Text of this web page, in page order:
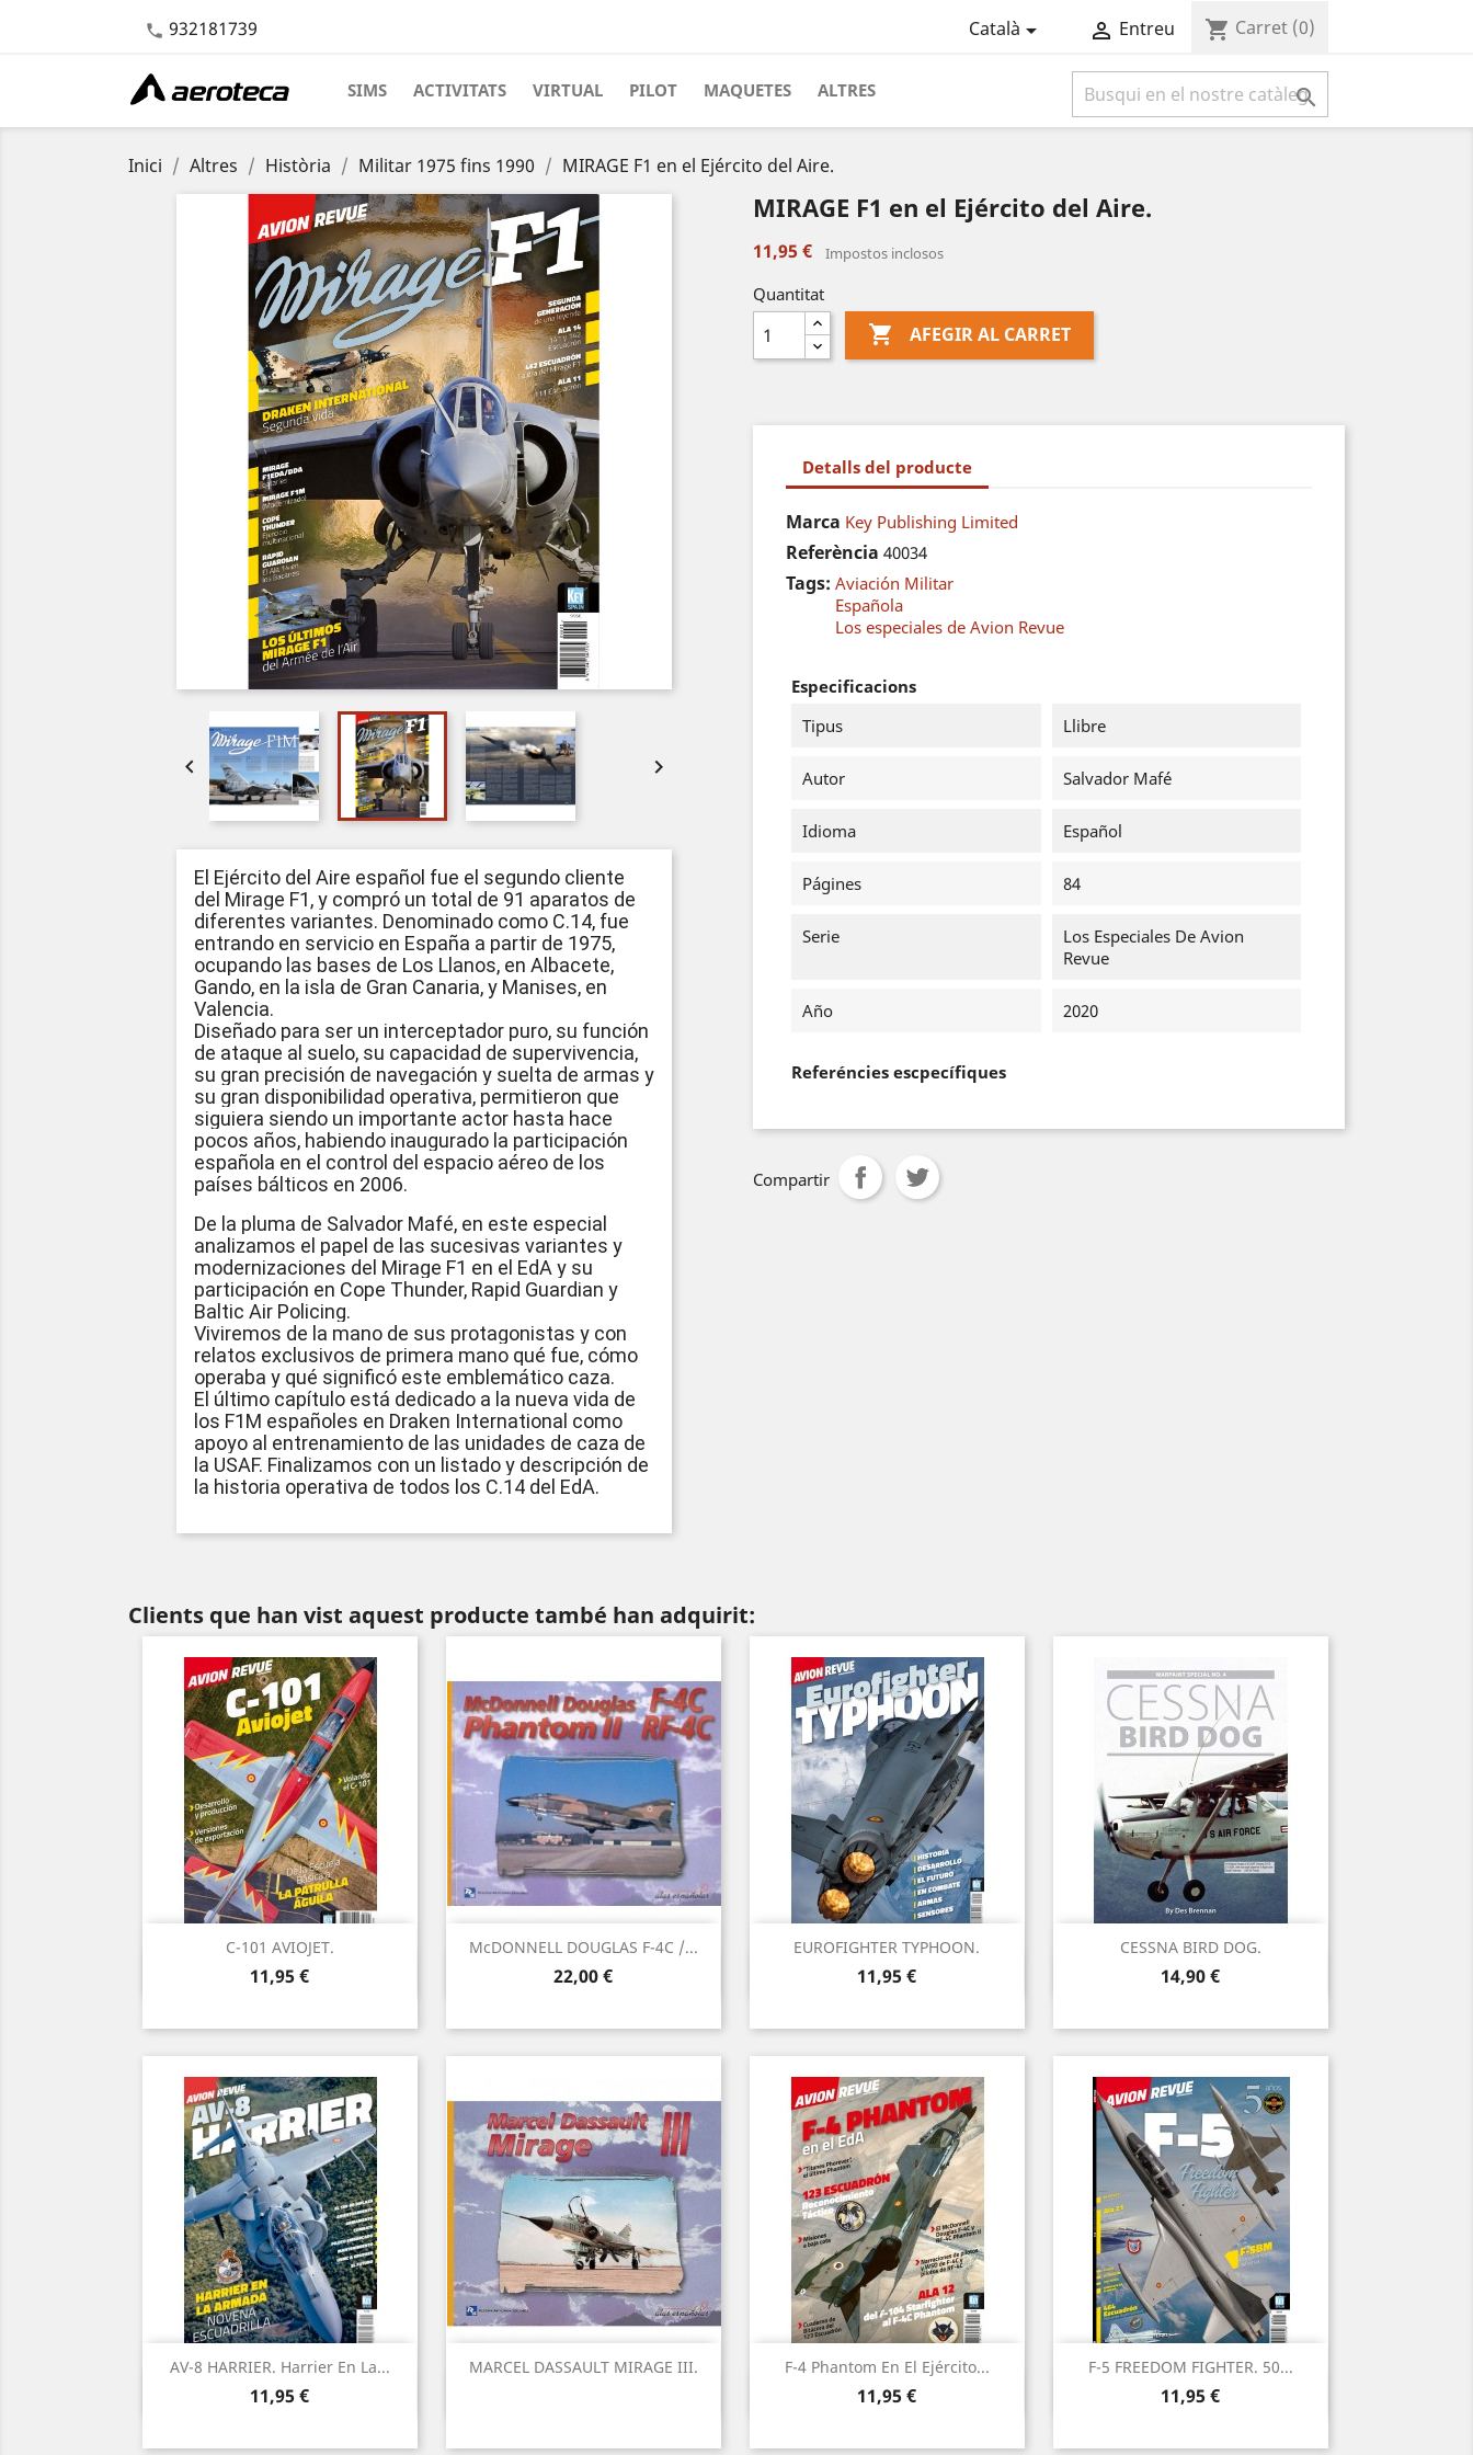
 932181739 Català  Entreu shopping_cart Carret (0)
SIMS ACTIVITATS VIRTUAL PILOT MAQUETES ALTRES 
Inici Altres Història Militar 1975 fins 1990 MIRAGE F1 en el Ejército del Aire.
 
El Ejército del Aire español fue el segundo cliente
del Mirage F1, y compró un total de 91 aparatos de
diferentes variantes. Denominado como C.14, fue
entrando en servicio en España a partir de 1975,
ocupando las bases de Los Llanos, en Albacete,
Gando, en la isla de Gran Canaria, y Manises, en
Valencia.
Diseñado para ser un interceptador puro, su función
de ataque al suelo, su capacidad de supervivencia,
su gran precisión de navegación y suelta de armas y
su gran disponibilidad operativa, permitieron que
siguiera siendo un importante actor hasta hace
pocos años, habiendo inaugurado la participación
española en el control del espacio aéreo de los
países bálticos en 2006.
De la pluma de Salvador Mafé, en este especial
analizamos el papel de las sucesivas variantes y
modernizaciones del Mirage F1 en el EdA y su
participación en Cope Thunder, Rapid Guardian y
Baltic Air Policing.
Viviremos de la mano de sus protagonistas y con
relatos exclusivos de primera mano qué fue, cómo
operaba y qué significó este emblemático caza.
El último capítulo está dedicado a la nueva vida de
los F1M españoles en Draken International como
apoyo al entrenamiento de las unidades de caza de
la USAF. Finalizamos con un listado y descripción de
la historia operativa de todos los C.14 del EdA.
MIRAGE F1 en el Ejército del Aire.
11,95 € Impostos inclosos
Quantitat
 AFEGIR AL CARRET
Detalls del producte
Marca Key Publishing Limited
Referència 40034
Tags: Aviación Militar
Española
Los especiales de Avion Revue
Especificacions
Tipus
Llibre
Autor Salvador Mafé
Idioma Español
Págines 84
Serie
Los Especiales De Avion
Revue
Año 2020
Referéncies escpecífiques
Compartir
Clients que han vist aquest producte també han adquirit:
C-101 AVIOJET.
Preu
11,95 €
Vista ràpida
McDONNELL DOUGLAS F-4C /...
Preu
22,00 €
Vista ràpida
EUROFIGHTER TYPHOON.
Preu
11,95 €
Vista ràpida
CESSNA BIRD DOG.
Preu
14,90 €
Vista ràpida
AV-8 HARRIER. Harrier En La...
Preu
11,95 €
Vista ràpida
MARCEL DASSAULT MIRAGE III. F-4 Phantom En El Ejército...
Preu
11,95 €
Vista ràpida
F-5 FREEDOM FIGHTER. 50...
Preu
11,95 €
Vista ràpida